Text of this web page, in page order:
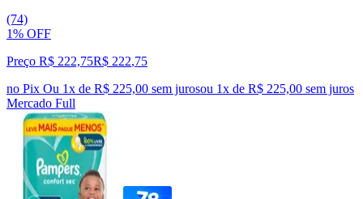
(74)
1% OFF
Preço R$ 222,75R$ 222,75
no Pix Ou 1x de R$ 225,00 sem jurosou 1x de R$ 225,00 sem juros
Mercado Full